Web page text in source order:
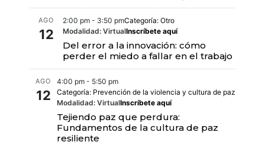
AGO
12
2:00 pm - 3:50 pmCategoría: Otro
Modalidad: VirtualInscríbete aquí
Del error a la innovación: cómo
perder el miedo a fallar en el trabajo
AGO
12
4:00 pm - 5:50 pm
Categoría: Prevención de la violencia y cultura de paz
Modalidad: VirtualInscríbete aquí
Tejiendo paz que perdura:
Fundamentos de la cultura de paz
resiliente